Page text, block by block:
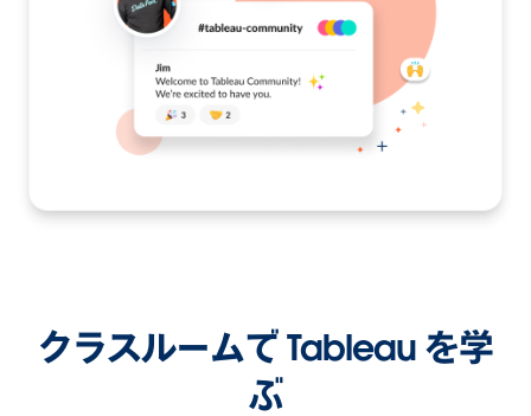
クラスルームで Tableau を学
ぶ